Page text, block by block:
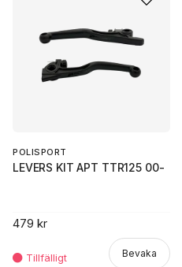
POLISPORT
LEVERS KIT APT TTR125 00-
479 kr
Bevaka